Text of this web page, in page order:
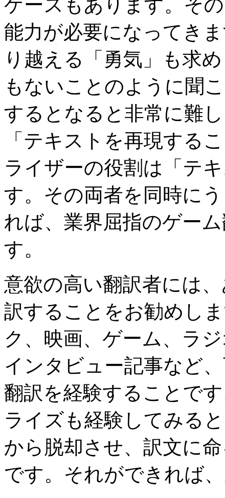
ケースもあります。そ
能力が必要になってき
り越える「勇気」も求
もないことのように聞
するとなると非常に難
「テキストを再現する
ライザーの役割は「テ
す。その両者を同時に
れば、業界屈指のゲー
す。
意欲の高い翻訳者には
訳することをお勧めし
ク、映画、ゲーム、ラ
インタビュー記事など
翻訳を経験することで
ライズも経験してみる
から脱却させ、訳文に
です。それができれば